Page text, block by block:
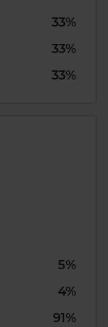
33%
33%
33%
5%
4%
91%